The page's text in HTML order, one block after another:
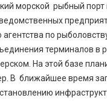
морской рыбный порт
по
терминалов в
На этой базе
В ближайшее время